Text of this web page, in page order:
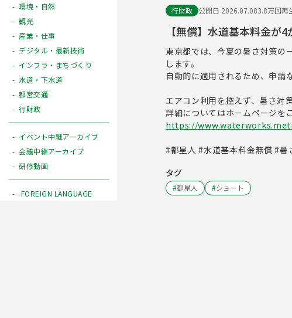
環境・自然
観光
産業・仕事
デジタル・最新技術
インフラ・まちづくり
水道・下水道
都営交通
行財政
イベント中継アーカイブ
会議中継アーカイブ
研修動画
FOREIGN LANGUAGE
行財政 公開日 2026.07.083.8万回再
【無償】水道基本料金が
東京都では、今夏の暑さ対策の
します。
自動的に適用されるため、申請
エアコン利用を控えず、暑さ対
詳細についてはホームページを
https://
#都星人 #水道基本料金無償 #暑
タグ
#都星人 #ショート